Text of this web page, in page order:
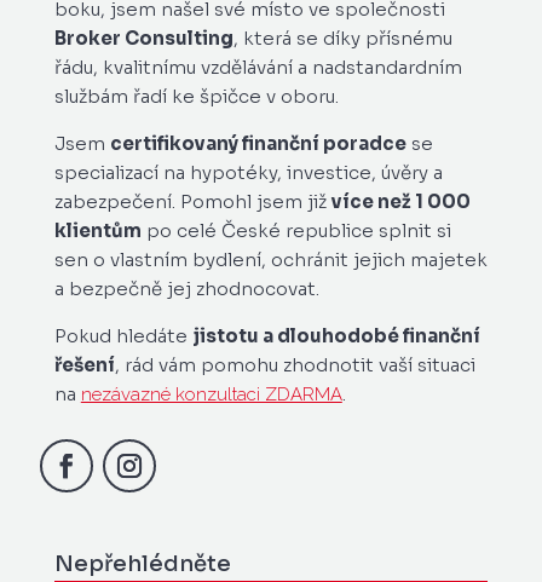
boku, jsem našel své místo ve společnosti
Broker Consulting, která se díky přísnému
řádu, kvalitnímu vzdělávání a nadstandardním
službám řadí ke špičce v oboru.
Jsem certifikovaný finanční poradcese
specializací na hypotéky, investice, úvěry a
zabezpečení. Pomohl jsem již více než 1 000
klientům po celé České republice splnit si
sen o vlastním bydlení, ochránit jejich majetek
a bezpečně jej zhodnocovat.
Pokud hledáte jistotu a dlouhodobé finanční
řešení, rád vám pomohu zhodnotit vaší situaci
na nezávazné konzultaci ZDARMA.
Nepřehlédněte